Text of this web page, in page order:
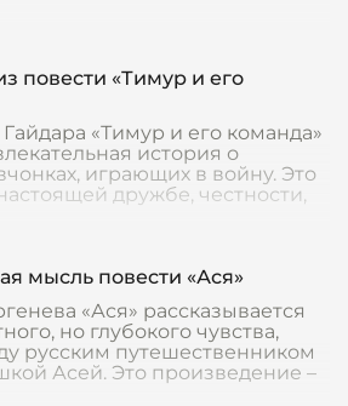
повести «Тимур и его
«Тимур и его команда»
история о
играющих в войну. Это
дружбе, честности,
мысль повести «Ася»
«Ася» рассказывается
но глубокого чувства,
русским путешественником
Асей. Это произведение –